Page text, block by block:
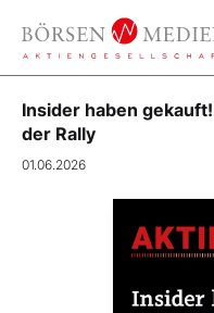
Insider haben
der Rally
01.06.2026